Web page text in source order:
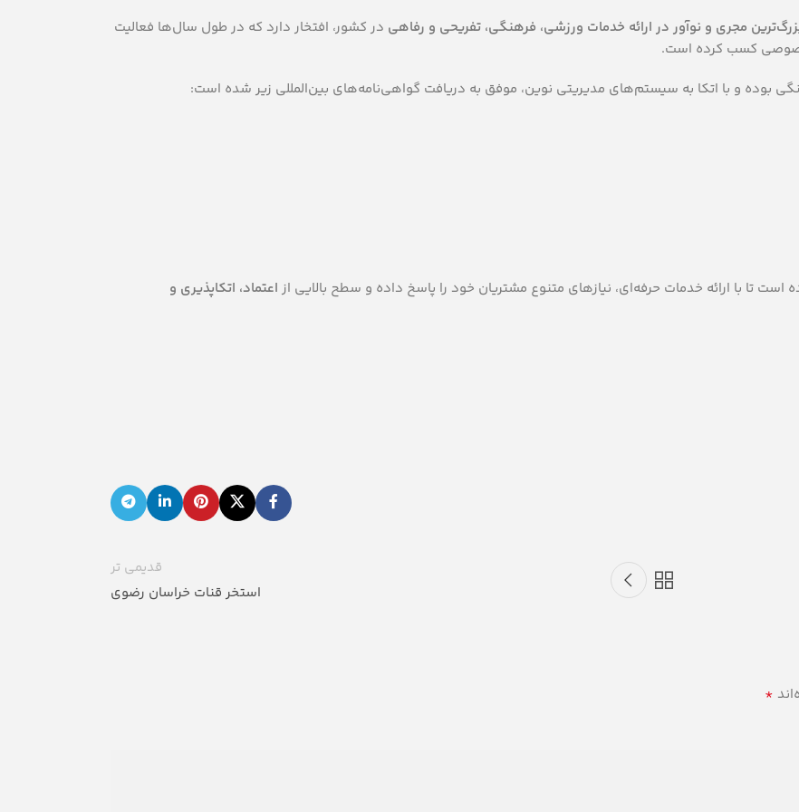
مجری و نوآور در ارائه خدمات ورزشی، فرهنگی، تفریحی و رفاهی در کشور، افتخار دارد که در طول سال‌ها فعالیت
خصوصی کسب کرده است.
بوده و با اتکا به سیستم‌های مدیریتی نوین، موفق به دریافت گواهی‌نامه‌های بین‌المللی زیر شده است:
است تا با ارائه خدمات حرفه‌ای، نیازهای متنوع مشتریان خود را پاسخ داده و سطح بالایی از اعتماد، اتکا‌پذیری و
قدیمی تر
استخر قنات خراسان رضوی
*